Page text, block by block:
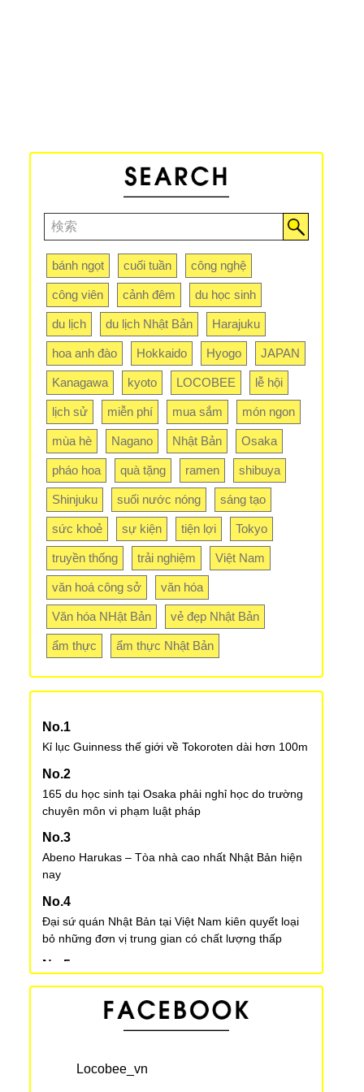
bánh ngọt cuối tuần công nghệ
công viên cảnh đêm du học sinh
du lịch du lịch Nhật Bản Harajuku
hoa anh đào Hokkaido Hyogo JAPAN
Kanagawa kyoto LOCOBEE lễ hội
lịch sử miễn phí mua sắm món ngon
mùa hè Nagano Nhật Bản Osaka
pháo hoa quà tặng ramen shibuya
Shinjuku suối nước nóng sáng tạo
sức khoẻ sự kiện tiện lợi Tokyo
truyền thống trải nghiệm Việt Nam
văn hoá công sở văn hóa
Văn hóa NHật Bản vẻ đẹp Nhật Bản
ẩm thực ẩm thực Nhật Bản
Kỉ lục Guinness thế giới về Tokoroten dài hơn 100m
165 du học sinh tại Osaka phải nghỉ học do trường
chuyên môn vi phạm luật pháp
Abeno Harukas – Tòa nhà cao nhất Nhật Bản hiện
nay
Đại sứ quán Nhật Bản tại Việt Nam kiên quyết loại
bỏ những đơn vị trung gian có chất lượng thấp
Các quy tắc viết chữ Kanji trong tiếng Nhật
Giao lộ nguy hiểm nhất Nhật Bản - ngã 5 Ehira tỉnh
Locobee_vn